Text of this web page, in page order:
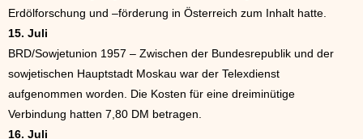
Erdölforschung und –förderung in Österreich zum Inhalt hatte.
15. Juli
BRD/Sowjetunion 1957 – Zwischen der Bundesrepublik und der
sowjetischen Hauptstadt Moskau war der Telexdienst
aufgenommen worden. Die Kosten für eine dreiminütige
Verbindung hatten 7,80 DM betragen.
16. Juli